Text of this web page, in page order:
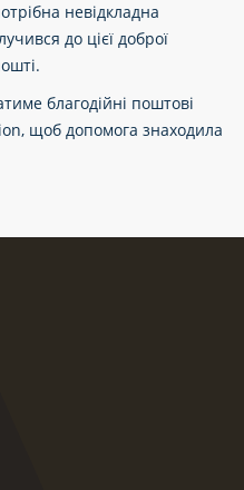
невідкладна
до цієї доброї
благодійні поштові
щоб допомога знаходила